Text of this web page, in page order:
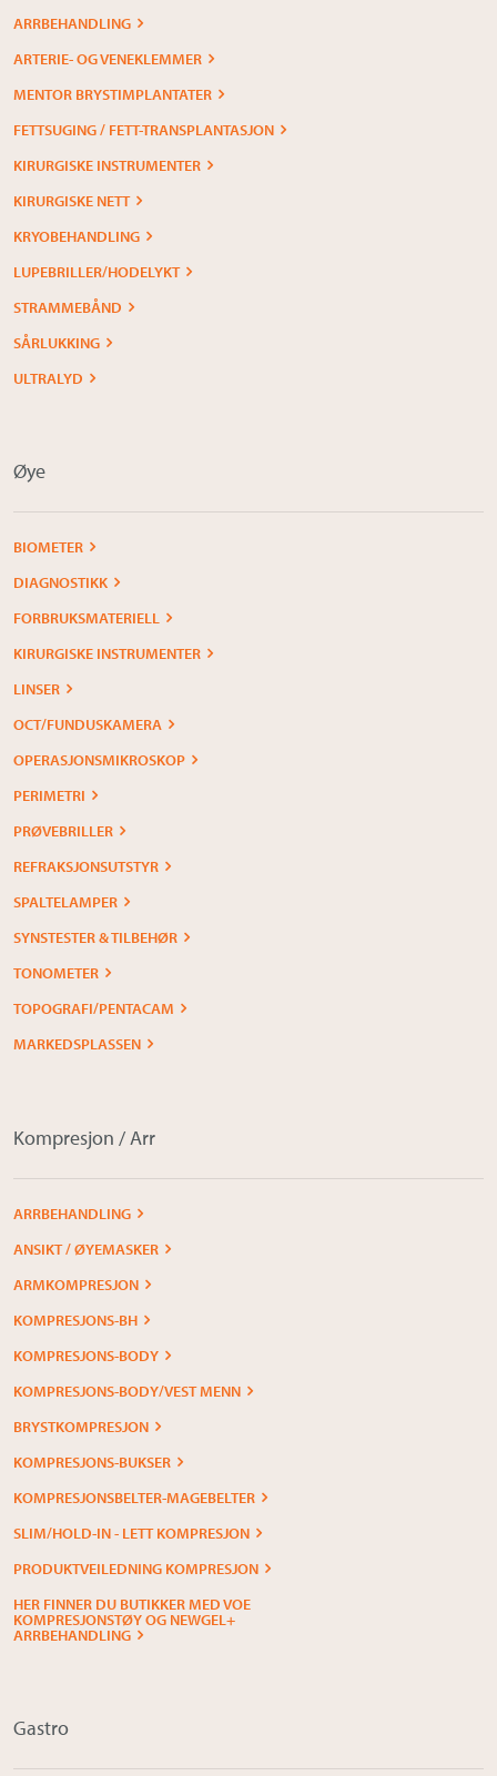
ARRBEHANDLING
ARTERIE- OG VENEKLEMMER
MENTOR BRYSTIMPLANTATER
FETTSUGING / FETT-TRANSPLANTASJON
KIRURGISKE INSTRUMENTER
KIRURGISKE NETT
KRYOBEHANDLING
LUPEBRILLER/HODELYKT
STRAMMEBÅND
SÅRLUKKING
ULTRALYD
Øye
BIOMETER
DIAGNOSTIKK
FORBRUKSMATERIELL
KIRURGISKE INSTRUMENTER
LINSER
OCT/FUNDUSKAMERA
OPERASJONSMIKROSKOP
PERIMETRI
PRØVEBRILLER
REFRAKSJONSUTSTYR
SPALTELAMPER
SYNSTESTER & TILBEHØR
TONOMETER
TOPOGRAFI/PENTACAM
MARKEDSPLASSEN
Kompresjon / Arr
ARRBEHANDLING
ANSIKT / ØYEMASKER
ARMKOMPRESJON
KOMPRESJONS-BH
KOMPRESJONS-BODY
KOMPRESJONS-BODY/VEST MENN
BRYSTKOMPRESJON
KOMPRESJONS-BUKSER
KOMPRESJONSBELTER-MAGEBELTER
SLIM/HOLD-IN - LETT KOMPRESJON
PRODUKTVEILEDNING KOMPRESJON
HER FINNER DU BUTIKKER MED VOE
KOMPRESJONSTØY OG NEWGEL+
ARRBEHANDLING
Gastro